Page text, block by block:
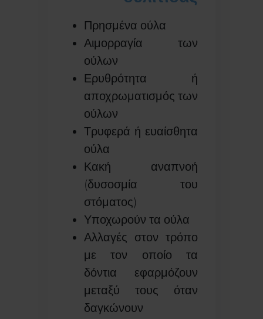
Πρησμένα ούλα
Αιμορραγία των
ούλων
Ερυθρότητα ή
αποχρωματισμός των
ούλων
Τρυφερά ή ευαίσθητα
ούλα
Κακή αναπνοή
(δυσοσμία του
στόματος)
Υποχωρούν τα ούλα
Αλλαγές στον τρόπο
με τον οποίο τα
δόντια εφαρμόζουν
μεταξύ τους όταν
δαγκώνουν